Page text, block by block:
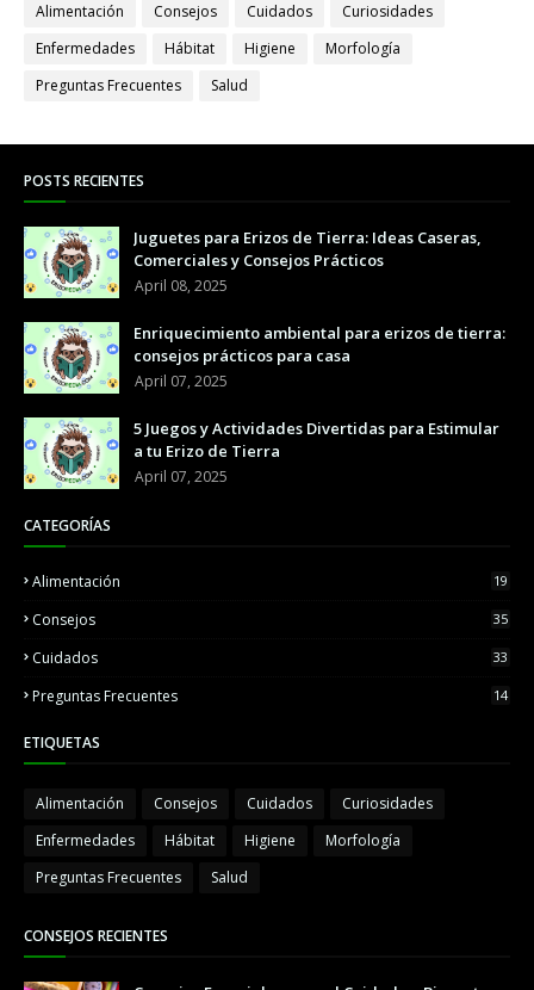
Alimentación Consejos Cuidados
Curiosidades
Enfermedades
Hábitat Higiene
Morfología
Preguntas Frecuentes
Salud
POSTS RECIENTES
Juguetes para Erizos de Tierra: Ideas Caseras,
Comerciales y Consejos Prácticos
April 08, 2025
Enriquecimiento ambiental para erizos de tierra:
consejos prácticos para casa
April 07, 2025
5 Juegos y Actividades Divertidas para Estimular
a tu Erizo de Tierra
April 07, 2025
CATEGORÍAS
Alimentación 19
Consejos 35
Cuidados 33
Preguntas Frecuentes 14
ETIQUETAS
Alimentación Consejos Cuidados
Curiosidades
Enfermedades
Hábitat Higiene
Morfología
Preguntas Frecuentes
Salud
CONSEJOS RECIENTES